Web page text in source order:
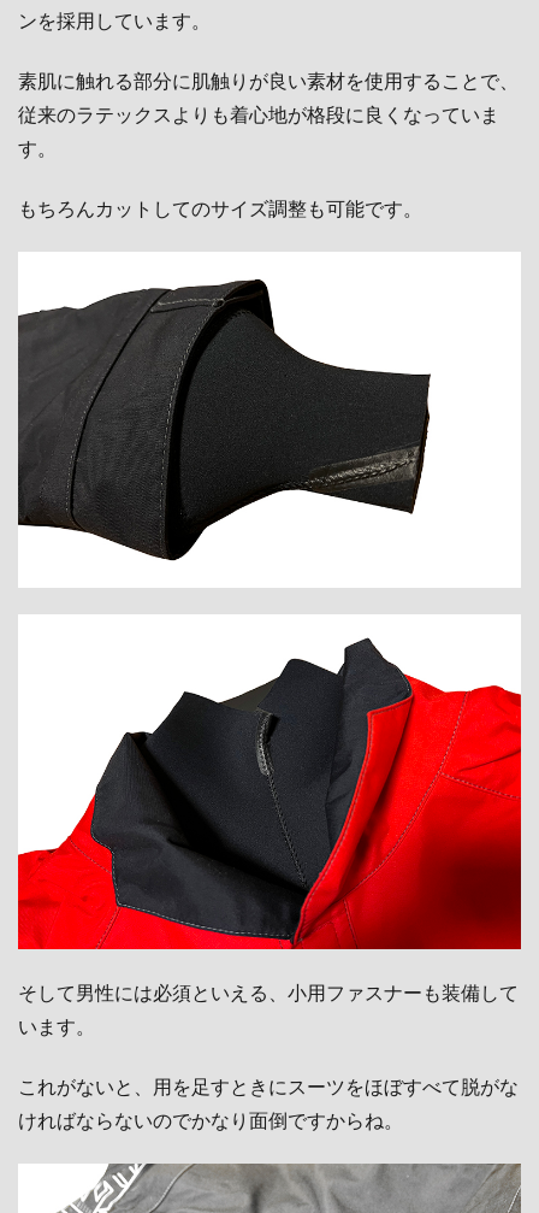
ンを採用しています。
素肌に触れる部分に肌触りが良い素材を使用することで、
従来のラテックスよりも着心地が格段に良くなっていま
す。
もちろんカットしてのサイズ調整も可能です。
そして男性には必須といえる、 小用ファスナーも装備して
います。
これがないと、用を足すときにスーツをほぼすべて脱がな
ければならないのでかなり面倒ですからね。